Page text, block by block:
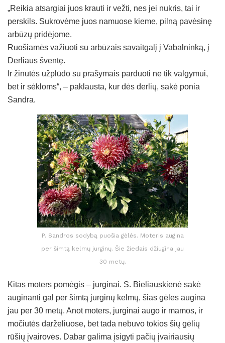
„Reikia atsargiai juos krauti ir vežti, nes jei nukris, tai ir
perskils. Sukrovėme juos namuose kieme, pilną pavėsinę
arbūzų pridėjome.
Ruošiamės važiuoti su arbūzais savaitgalį į Vabalninką, į
Derliaus šventę.
Ir žinutės užplūdo su prašymais parduoti ne tik valgymui,
bet ir sėkloms“, – paklausta, kur dės derlių, sakė ponia
Sandra.
P. Sandros sodybą puošia gėlės. Moteris augina
per šimtą kelmų jurginų. Šie žiedais džiugina jau
30 metų.
Kitas moters pomėgis – jurginai. S. Bieliauskienė sakė
auginanti gal per šimtą jurginų kelmų, šias gėles augina
jau per 30 metų. Anot moters, jurginai augo ir mamos, ir
močiutės darželiuose, bet tada nebuvo tokios šių gėlių
rūšių įvairovės. Dabar galima įsigyti pačių įvairiausių